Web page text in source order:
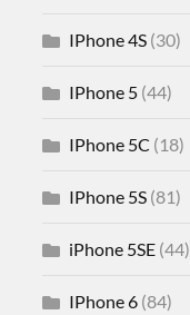
IPhone 4S (30)
IPhone 5 (44)
IPhone 5C (18)
IPhone 5S (81)
iPhone 5SE (44)
IPhone 6 (84)